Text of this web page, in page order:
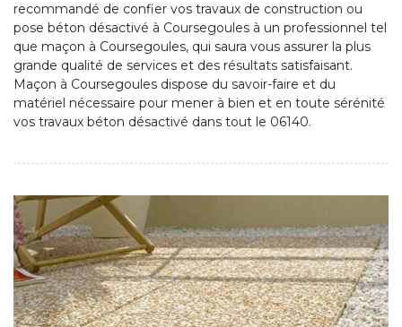
recommandé de confier vos travaux de construction ou
pose béton désactivé à Coursegoules à un professionnel tel
que maçon à Coursegoules, qui saura vous assurer la plus
grande qualité de services et des résultats satisfaisant.
Maçon à Coursegoules dispose du savoir-faire et du
matériel nécessaire pour mener à bien et en toute sérénité
vos travaux béton désactivé dans tout le 06140.